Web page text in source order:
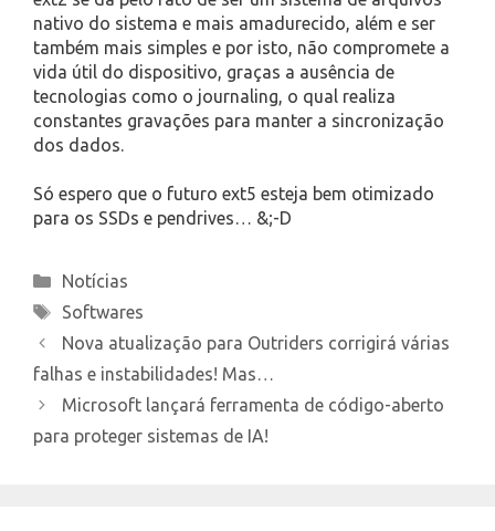
nativo do sistema e mais amadurecido, além e ser
também mais simples e por isto, não compromete a
vida útil do dispositivo, graças a ausência de
tecnologias como o journaling, o qual realiza
constantes gravações para manter a sincronização
dos dados.
Só espero que o futuro ext5 esteja bem otimizado
para os SSDs e pendrives… &;-D
Categories
Notícias
Tags
Softwares
Nova atualização para Outriders corrigirá várias
falhas e instabilidades! Mas…
Microsoft lançará ferramenta de código-aberto
para proteger sistemas de IA!